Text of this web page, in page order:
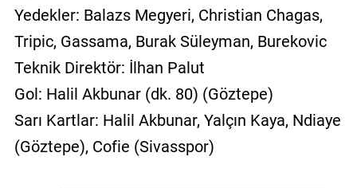
Yedekler: Balazs Megyeri, Christian Chagas,
Tripic, Gassama, Burak Süleyman, Burekovic
Teknik Direktör: İlhan Palut
Gol: Halil Akbunar (dk. 80) (Göztepe)
Sarı Kartlar: Halil Akbunar, Yalçın Kaya, Ndiaye
(Göztepe), Cofie (Sivasspor)